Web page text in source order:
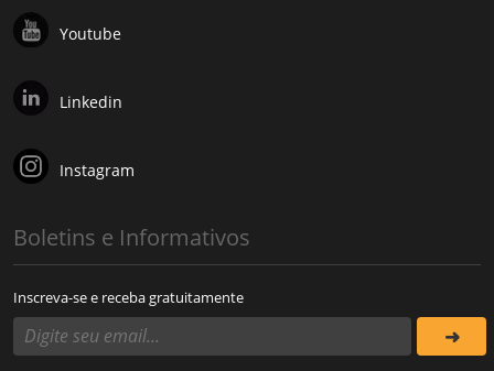
Youtube
Linkedin
Instagram
Boletins e Informativos
Inscreva-se e receba gratuitamente